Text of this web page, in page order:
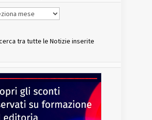
tra tutte le Notizie inserite